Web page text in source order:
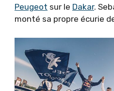
Peugeot sur le Dakar.
monté sa propre écurie